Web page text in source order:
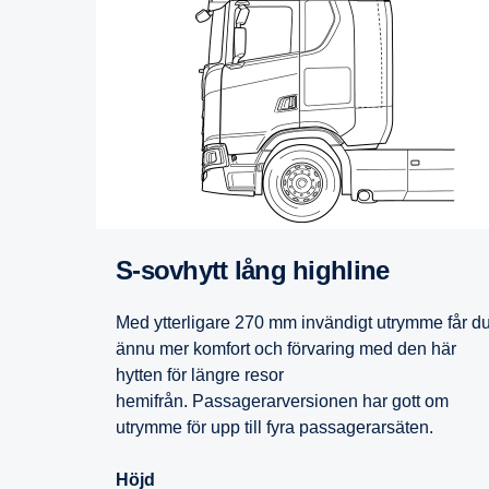
S-​sovhytt lång highline
Med ytterligare 270 mm invändigt utrymme får
ännu mer komfort och förvaring med den här
hytten för längre resor
hemifrån. Passagerarversionen har gott om
utrymme för upp till fyra passagerarsäten.
Höjd